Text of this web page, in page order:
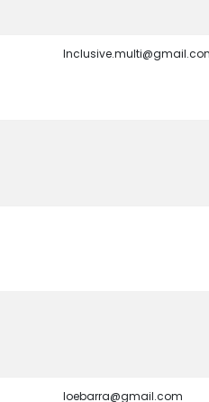
loebarra@gmail.com